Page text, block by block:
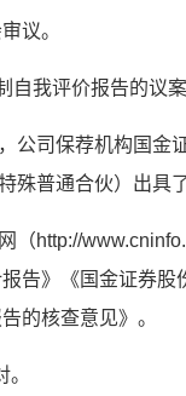
议。
自我评价报告的议
公司保荐机构国金
殊普通合伙）出具
（http://
告》《国金证券
的核查意见》。